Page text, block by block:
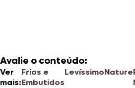
Avalie o conteúdo:
Ver
mais:
Frios e
Embutidos
LevíssimoNature